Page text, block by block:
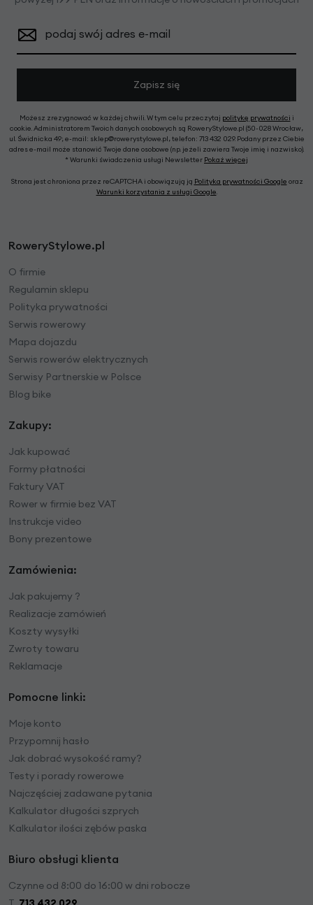
podaj swój adres e-mail
Zapisz się
Możesz zrezygnować w każdej chwili. W tym celu przeczytaj politykę prywatności i
cookie. Administratorem Twoich danych osobowych są RoweryStylowe.pl (50-028 Wrocław,
ul. Świdnicka 49; e-mail: sklep@rowerystylowe.pl, telefon: 713 432 029. Podany przez Ciebie
adres e-mail może stanowić Twoje dane osobowe (np. jeżeli zawiera Twoje imię i nazwisko).
* Warunki świadczenia usługi Newsletter Pokaż więcej
Strona jest chroniona przez reCAPTCHA i obowiązują ją Polityka prywatności Google oraz
Warunki korzystania z usługi Google.
RoweryStylowe.pl
O firmie
Regulamin sklepu
Polityka prywatności
Serwis rowerowy
Mapa dojazdu
Serwis rowerów elektrycznych
Serwisy Partnerskie w Polsce
Blog bike
Zakupy:
Jak kupować
Formy płatności
Faktury VAT
Rower w firmie bez VAT
Instrukcje video
Bony prezentowe
Zamówienia:
Jak pakujemy ?
Realizacje zamówień
Koszty wysyłki
Zwroty towaru
Reklamacje
Pomocne linki:
Moje konto
Przypomnij hasło
Jak dobrać wysokość ramy?
Testy i porady rowerowe
Najczęściej zadawane pytania
Kalkulator długości szprych
Kalkulator ilości zębów paska
Biuro obsługi klienta
Czynne od 8:00 do 16:00 w dni robocze